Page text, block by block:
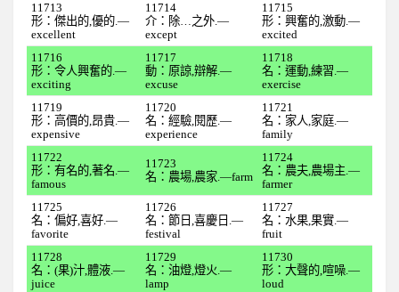
全民英檢初級117
全民英檢初級118
全民英檢初級119
全民英檢初級120
全民英檢初級201
全民英檢初級202
全民英檢初級203
全民英檢初級204
全民英檢初級205
11713
形：傑出的,優的.—
excellent
11714
介：除…之外.—
except
11715
形：興奮的,激動.—
excited
11716
形：令人興奮的.—
exciting
11717
動：原諒,辯解.—
excuse
11718
名：運動,練習.—
exercise
11719
形：高價的,昂貴.—
expensive
11720
名：經驗,閱歷.—
experience
11721
名：家人,家庭.—
family
11722
形：有名的,著名.—
famous
11723
名：農場,農家.—farm
11724
名：農夫,農場主.—
farmer
11725
名：偏好,喜好.—
favorite
11726
名：節日,喜慶日.—
festival
11727
名：水果,果實.—
fruit
11728
名：(果)汁,體液.—
juice
11729
名：油燈,燈火.—
lamp
11730
形：大聲的,喧噪.—
loud